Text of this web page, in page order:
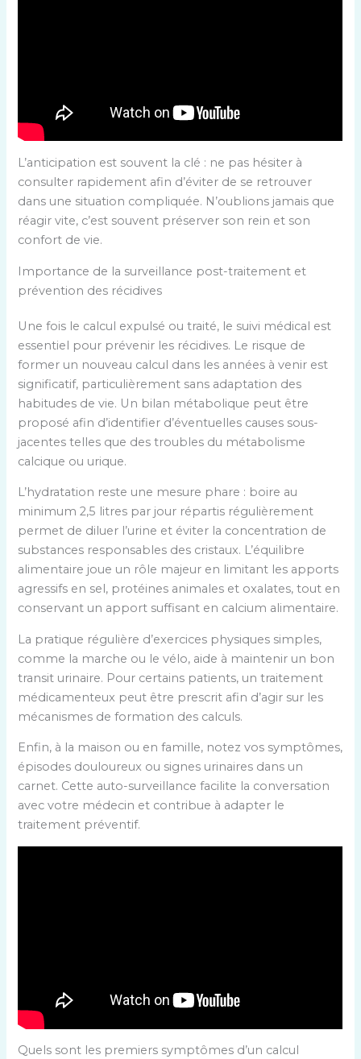
L’anticipation est souvent la clé : ne pas hésiter à
consulter rapidement afin d’éviter de se retrouver
dans une situation compliquée. N’oublions jamais que
réagir vite, c’est souvent préserver son rein et son
confort de vie.
Importance de la surveillance post-traitement et
prévention des récidives
Une fois le calcul expulsé ou traité, le suivi médical est
essentiel pour prévenir les récidives. Le risque de
former un nouveau calcul dans les années à venir est
significatif, particulièrement sans adaptation des
habitudes de vie. Un bilan métabolique peut être
proposé afin d’identifier d’éventuelles causes sous-
jacentes telles que des troubles du métabolisme
calcique ou urique.
L’hydratation reste une mesure phare : boire au
minimum 2,5 litres par jour répartis régulièrement
permet de diluer l’urine et éviter la concentration de
substances responsables des cristaux. L’équilibre
alimentaire joue un rôle majeur en limitant les apports
agressifs en sel, protéines animales et oxalates, tout en
conservant un apport suffisant en calcium alimentaire.
La pratique régulière d’exercices physiques simples,
comme la marche ou le vélo, aide à maintenir un bon
transit urinaire. Pour certains patients, un traitement
médicamenteux peut être prescrit afin d’agir sur les
mécanismes de formation des calculs.
Enfin, à la maison ou en famille, notez vos symptômes,
épisodes douloureux ou signes urinaires dans un
carnet. Cette auto-surveillance facilite la conversation
avec votre médecin et contribue à adapter le
traitement préventif.
Quels sont les premiers symptômes d’un calcul